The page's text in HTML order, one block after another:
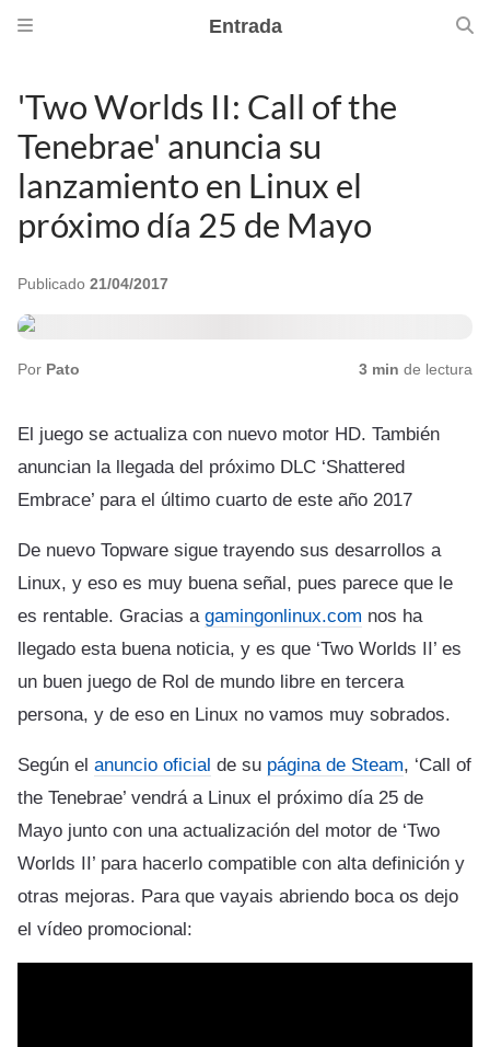
Entrada
'Two Worlds II: Call of the
Tenebrae' anuncia su
lanzamiento en Linux el
próximo día 25 de Mayo
Publicado 21/04/2017
Por Pato 3 min de lectura
El juego se actualiza con nuevo motor HD. También
anuncian la llegada del próximo DLC ‘Shattered
Embrace’ para el último cuarto de este año 2017
De nuevo Topware sigue trayendo sus desarrollos a
Linux, y eso es muy buena señal, pues parece que le
es rentable. Gracias a gamingonlinux.com nos ha
llegado esta buena noticia, y es que ‘Two Worlds II’ es
un buen juego de Rol de mundo libre en tercera
persona, y de eso en Linux no vamos muy sobrados.
Según el anuncio oficial de su página de Steam, ‘Call of
the Tenebrae’ vendrá a Linux el próximo día 25 de
Mayo junto con una actualización del motor de ‘Two
Worlds II’ para hacerlo compatible con alta definición y
otras mejoras. Para que vayais abriendo boca os dejo
el vídeo promocional: